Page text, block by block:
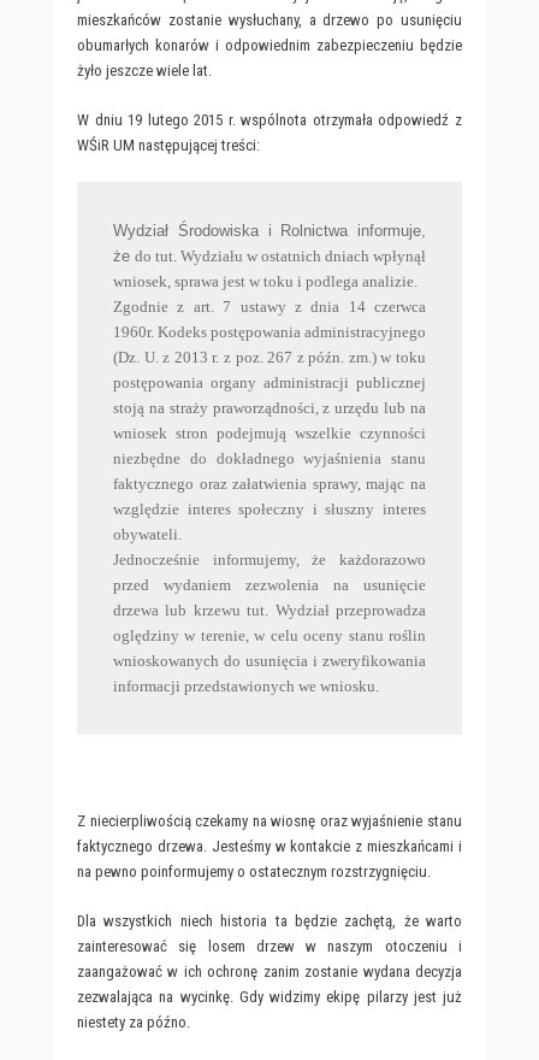
mieszkańców zostanie wysłuchany, a drzewo po usunięciu
obumarłych konarów i odpowiednim zabezpieczeniu będzie
żyło jeszcze wiele lat.
W dniu 19 lutego 2015 r. wspólnota otrzymała odpowiedź z
WŚiR UM następującej treści:
Wydział Środowiska i Rolnictwa informuje,
że do tut. Wydziału w ostatnich dniach wpłynął
wniosek, sprawa jest w toku i podlega analizie.
Zgodnie z art. 7 ustawy z dnia 14 czerwca
1960r. Kodeks postępowania administracyjnego
(Dz. U. z 2013 r. z poz. 267 z późn. zm.) w toku
postępowania organy administracji publicznej
stoją na straży praworządności, z urzędu lub na
wniosek stron podejmują wszelkie czynności
niezbędne do dokładnego wyjaśnienia stanu
faktycznego oraz załatwienia sprawy, mając na
względzie interes społeczny i słuszny interes
obywateli.
Jednocześnie informujemy, że każdorazowo
przed wydaniem zezwolenia na usunięcie
drzewa lub krzewu tut. Wydział przeprowadza
oględziny w terenie, w celu oceny stanu roślin
wnioskowanych do usunięcia i zweryfikowania
informacji przedstawionych we wniosku.
Z niecierpliwością czekamy na wiosnę oraz wyjaśnienie stanu
faktycznego drzewa. Jesteśmy w kontakcie z mieszkańcami i
na pewno poinformujemy o ostatecznym rozstrzygnięciu.
Dla wszystkich niech historia ta będzie zachętą, że warto
zainteresować się losem drzew w naszym otoczeniu i
zaangażować w ich ochronę zanim zostanie wydana decyzja
zezwalająca na wycinkę. Gdy widzimy ekipę pilarzy jest już
niestety za późno.